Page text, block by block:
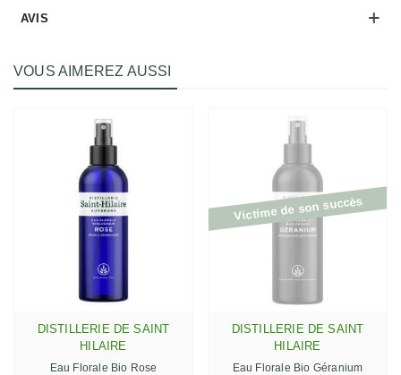
AVIS
VOUS AIMEREZ AUSSI
DISTILLERIE DE SAINT
HILAIRE
Eau Florale Bio Rose
Victime de son succès
DISTILLERIE DE SAINT
HILAIRE
Eau Florale Bio Géranium